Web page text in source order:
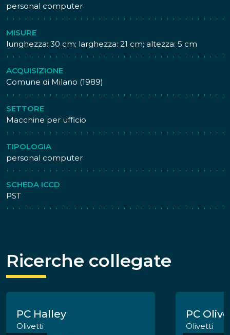
personal computer
MISURE
lunghezza: 30 cm; larghezza: 21 cm; altezza: 5 cm
ACQUISIZIONE
Comune di Milano (1989)
SETTORE
Macchine per ufficio
TIPOLOGIA
personal computer
SCHEDA ICCD
PST
Ricerche collegate
PC Halley
Olivetti
PC
Olivetti